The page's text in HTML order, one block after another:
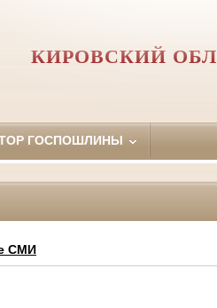
КИРОВСКИЙ
ГОСПОШЛИНЫ
СМИ